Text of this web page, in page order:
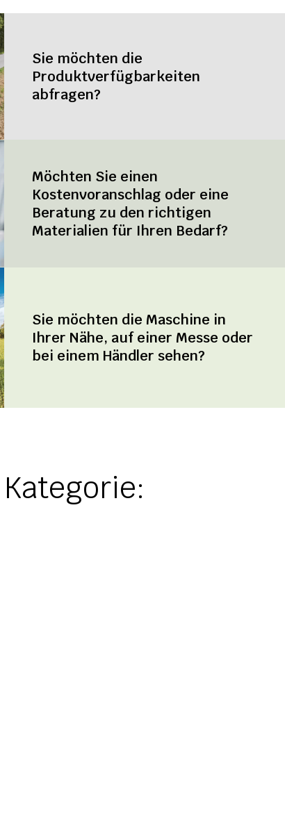
Sie möchten die
Produktverfügbarkeiten
abfragen?
Möchten Sie einen
Kostenvoranschlag oder eine
Beratung zu den richtigen
Materialien für Ihren Bedarf?
Sie möchten die Maschine in
Ihrer Nähe, auf einer Messe oder
bei einem Händler sehen?